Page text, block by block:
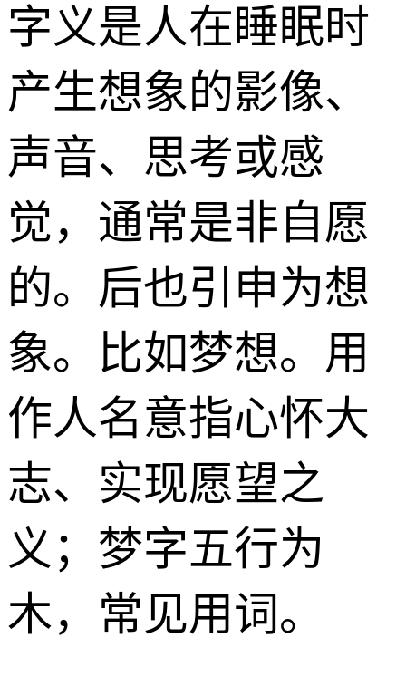
字义是人在睡眠时
产生想象的影像、
声音、思考或感
觉，通常是非自愿
的。后也引申为想
象。比如梦想。用
作人名意指心怀大
志、实现愿望之
义；梦字五行为
木，常见用词。